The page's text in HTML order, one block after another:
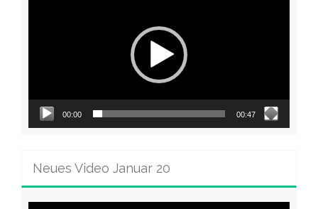
00:00 00:47
Neues Video Januar 20